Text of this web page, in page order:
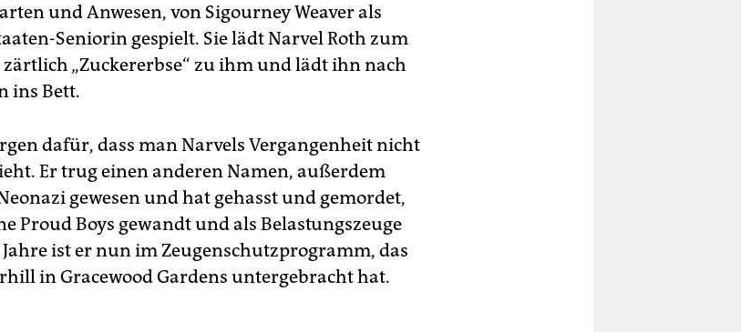
und Anwesen, von Sigourney Weaver als
Seniorin gespielt. Sie lädt Narvel Roth zum
zärtlich „Zuckererbse“ zu ihm und lädt ihn nach
ins Bett.
dafür, dass man Narvels Vergangenheit nicht
Er trug einen anderen Namen, außerdem
gewesen und hat gehasst und gemordet,
Proud Boys gewandt und als Belastungszeuge
ist er nun im Zeugenschutzprogramm, das
in Gracewood Gardens untergebracht hat.